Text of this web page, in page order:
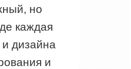
но
каждая
дизайна
и